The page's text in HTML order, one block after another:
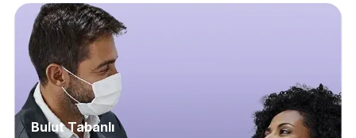
Bulut Tabanlı